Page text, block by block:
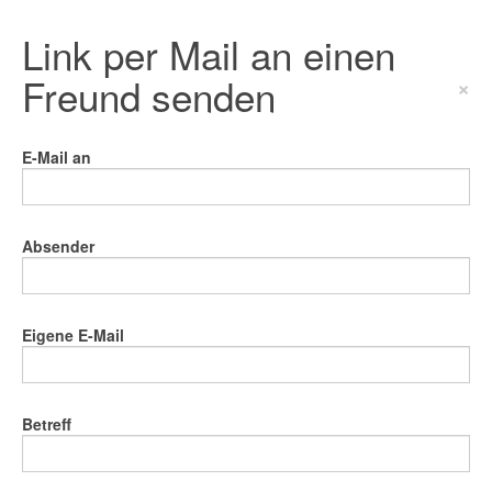
Link per Mail an einen
Freund senden ×
E-Mail an
Absender
Eigene E-Mail
Betreff